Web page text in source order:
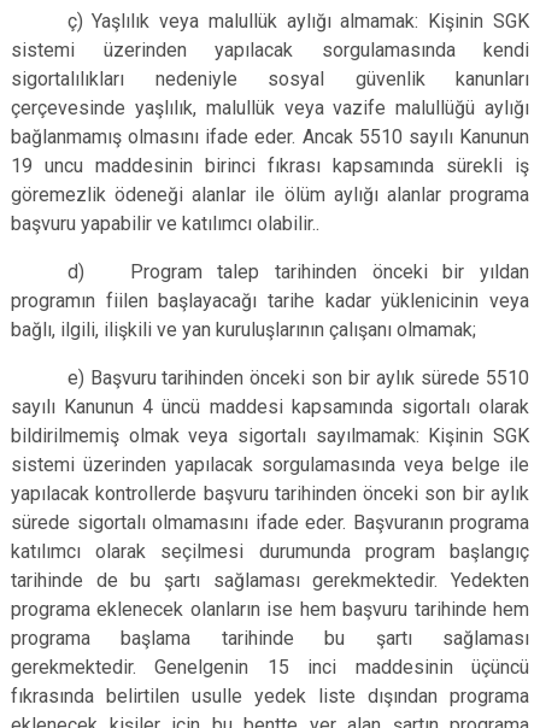
ç) Yaşlılık veya malullük aylığı almamak: Kişinin SGK
sistemi üzerinden yapılacak sorgulamasında kendi
sigortalılıkları nedeniyle sosyal güvenlik kanunları
çerçevesinde yaşlılık, malullük veya vazife malullüğü aylığı
bağlanmamış olmasını ifade eder. Ancak 5510 sayılı Kanunun
19 uncu maddesinin birinci fıkrası kapsamında sürekli iş
göremezlik ödeneği alanlar ile ölüm aylığı alanlar programa
başvuru yapabilir ve katılımcı olabilir..
d) Program talep tarihinden önceki bir yıldan
programın fiilen başlayacağı tarihe kadar yüklenicinin veya
bağlı, ilgili, ilişkili ve yan kuruluşlarının çalışanı olmamak;
e) Başvuru tarihinden önceki son bir aylık sürede 5510
sayılı Kanunun 4 üncü maddesi kapsamında sigortalı olarak
bildirilmemiş olmak veya sigortalı sayılmamak: Kişinin SGK
sistemi üzerinden yapılacak sorgulamasında veya belge ile
yapılacak kontrollerde başvuru tarihinden önceki son bir aylık
sürede sigortalı olmamasını ifade eder. Başvuranın programa
katılımcı olarak seçilmesi durumunda program başlangıç
tarihinde de bu şartı sağlaması gerekmektedir. Yedekten
programa eklenecek olanların ise hem başvuru tarihinde hem
programa başlama tarihinde bu şartı sağlaması
gerekmektedir. Genelgenin 15 inci maddesinin üçüncü
fıkrasında belirtilen usulle yedek liste dışından programa